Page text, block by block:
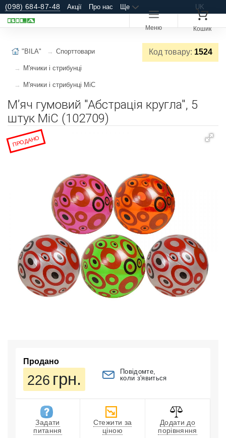
(098) 684-87-48 Акції Про нас Ще UK
Меню Кошик
Код товару: 1524
"BILA" Спорттовари
М'ячики і стрибунці
М'ячики і стрибунці MiC
Мʼяч гумовий "Абстрація кругла", 5
штук MiC (102709)
ПРОДАНО
Продано
226 грн.
Повідомте,
коли з'явиться
Задати
питання
Стежити за
ціною
Додати до
порівняння